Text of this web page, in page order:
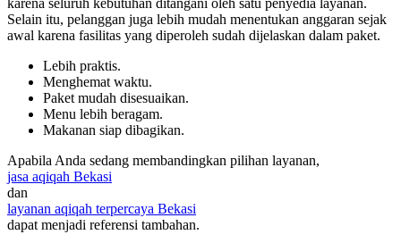
Selain itu, pelanggan juga lebih mudah menentukan anggaran sejak
awal karena fasilitas yang diperoleh sudah dijelaskan dalam paket.
Lebih praktis.
Menghemat waktu.
Paket mudah disesuaikan.
Menu lebih beragam.
Makanan siap dibagikan.
Apabila Anda sedang membandingkan pilihan layanan,
jasa aqiqah Bekasi
dan
layanan aqiqah terpercaya Bekasi
dapat menjadi referensi tambahan.